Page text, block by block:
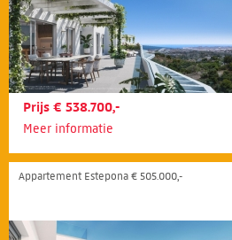
Prijs € 538.700,-
Meer informatie
Appartement Estepona € 505.000,-